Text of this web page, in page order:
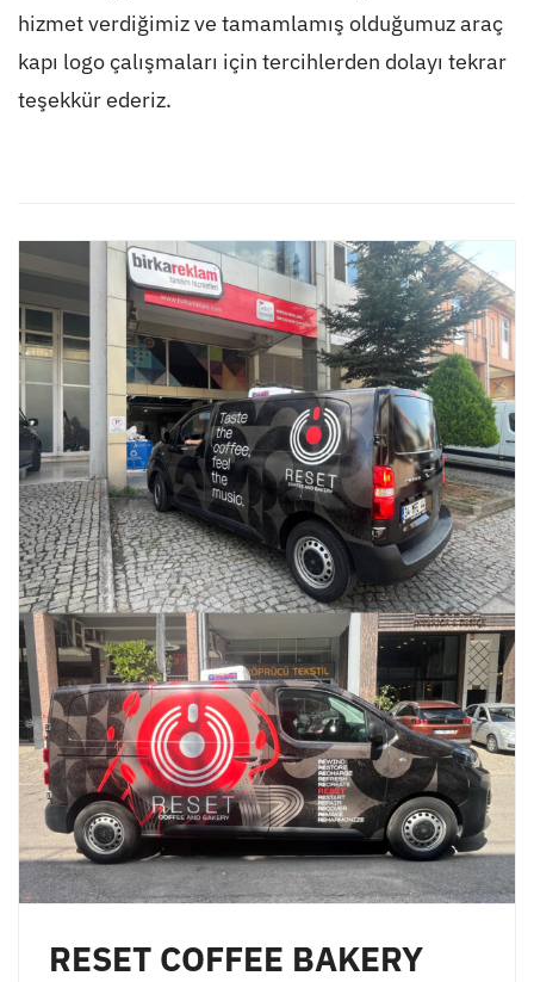
hizmet verdiğimiz ve tamamlamış olduğumuz araç
kapı logo çalışmaları için tercihlerden dolayı tekrar
teşekkür ederiz.
RESET COFFEE BAKERY